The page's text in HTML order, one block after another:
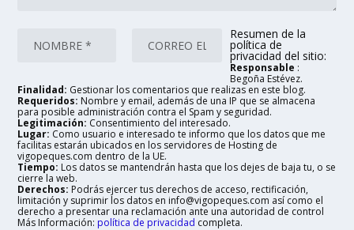
Resumen de la
política de
privacidad del sitio:
Responsable :
Begoña Estévez.
Finalidad: Gestionar los comentarios que realizas en este blog.
Requeridos: Nombre y email, además de una IP que se almacena
para posible administración contra el Spam y seguridad.
Legitimación: Consentimiento del interesado.
Lugar: Como usuario e interesado te informo que los datos que me
facilitas estarán ubicados en los servidores de Hosting de
vigopeques.com dentro de la UE.
Tiempo: Los datos se mantendrán hasta que los dejes de baja tu, o se
cierre la web.
Derechos: Podrás ejercer tus derechos de acceso, rectificación,
limitación y suprimir los datos en info@vigopeques.com así como el
derecho a presentar una reclamación ante una autoridad de control
Más Información: política de privacidad completa.